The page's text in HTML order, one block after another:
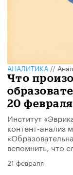
АНАЛИТИКА//
Что
20
Институт
контент-анализ
вспомнить, что
21 февраля